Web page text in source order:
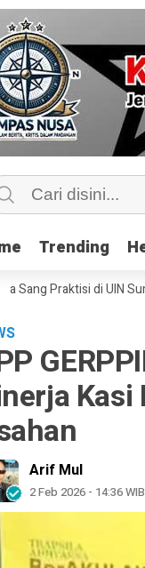
Trending
Trending
di UIN Sumatera
Arif Mul
2 Feb 2026 - 14:36 WIB